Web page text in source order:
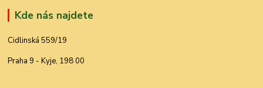
Kde nás najdete
Cidlinská 559/19
Praha 9 - Kyje, 198 00